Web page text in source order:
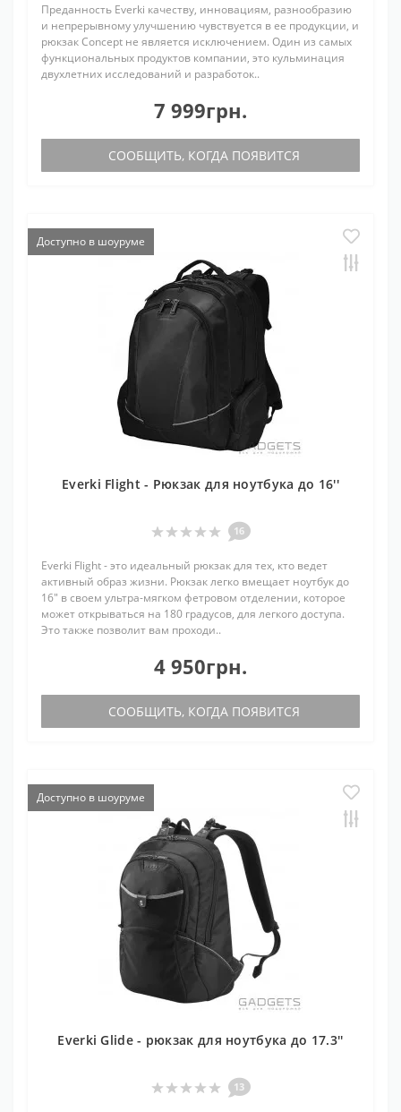
Преданность Everki качеству, инновациям, разнообразию
и непрерывному улучшению чувствуется в ее продукции, и
рюкзак Concept не является исключением. Один из самых
функциональных продуктов компании, это кульминация
двухлетних исследований и разработок..
7 999грн.
СООБЩИТЬ, КОГДА ПОЯВИТСЯ
Доступно в шоуруме
Everki Flight - Рюкзак для ноутбука до 16''
16
Everki Flight - это идеальный рюкзак для тех, кто ведет
активный образ жизни. Рюкзак легко вмещает ноутбук до
16" в своем ультра-мягком фетровом отделении, которое
может открываться на 180 градусов, для легкого доступа.
Это также позволит вам проходи..
4 950грн.
СООБЩИТЬ, КОГДА ПОЯВИТСЯ
Доступно в шоуруме
Everki Glide - рюкзак для ноутбука до 17.3''
13